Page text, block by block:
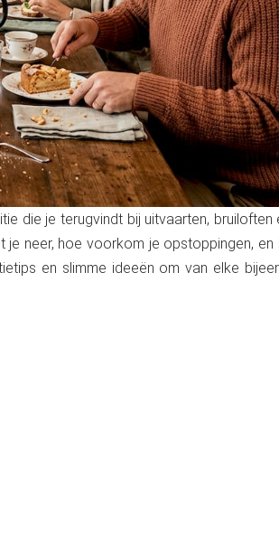
die je terugvindt bij uitvaarten, bruiloften
neer, hoe voorkom je opstoppingen, en
en slimme ideeën om van elke